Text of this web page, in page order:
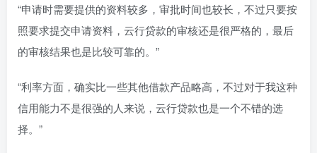
“申请时需要提供的资料较多，审批时间也较长，不过只要按
照要求提交申请资料，云行贷款的审核还是很严格的，最后
的审核结果也是比较可靠的。”
“利率方面，确实比一些其他借款产品略高，不过对于我这种
信用能力不是很强的人来说，云行贷款也是一个不错的选
择。”